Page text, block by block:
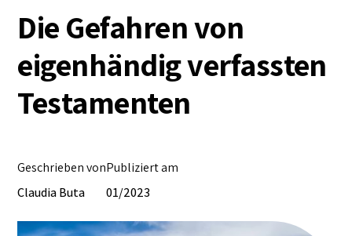
Die Gefahren von
eigenhändig verfassten
Testamenten
Geschrieben von
Claudia Buta
Publiziert am
01/2023